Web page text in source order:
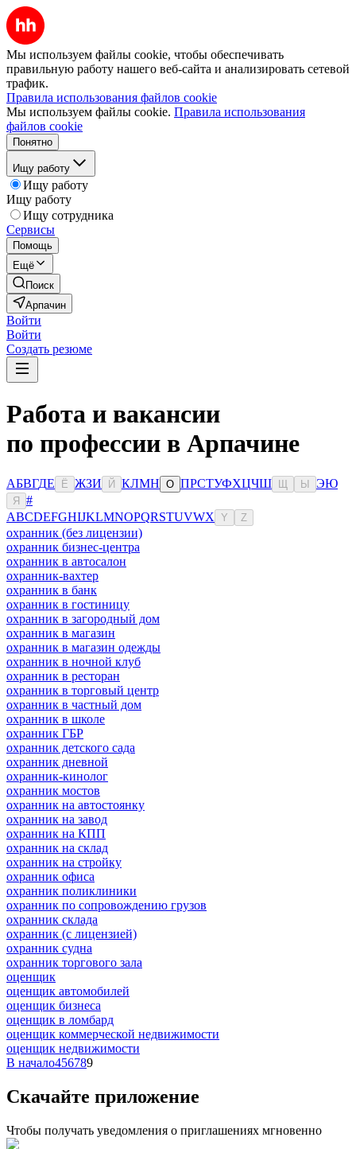
Мы используем файлы cookie, чтобы обеспечивать
правильную работу нашего веб-сайта и анализировать сетевой
трафик.
Правила использования файлов cookie
Мы используем файлы cookie. Правила использования
файлов cookie
Понятно
Ищу работу
Ищу работу
Ищу работу
Ищу сотрудника
Сервисы
Помощь
Ещё
Поиск
Арпачин
Войти
Войти
Создать резюме
Работа и вакансии
по профессии в Арпачине
АБВГДЕ Ё ЖЗИ Й КЛМН О ПРСТУФХЦЧШ Ы ЭЮ
Я
#
ABCDEFGHIJKLMNOPQRSTUVWX Y Z
охранник (без лицензии)
охранник бизнес-центра
охранник в автосалон
охранник-вахтер
охранник в банк
охранник в гостиницу
охранник в загородный дом
охранник в магазин
охранник в магазин одежды
охранник в ночной клуб
охранник в ресторан
охранник в торговый центр
охранник в частный дом
охранник в школе
охранник ГБР
охранник детского сада
охранник дневной
охранник-кинолог
охранник мостов
охранник на автостоянку
охранник на завод
охранник на КПП
охранник на склад
охранник на стройку
охранник офиса
охранник поликлиники
охранник по сопровождению грузов
охранник склада
охранник (с лицензией)
охранник судна
охранник торгового зала
оценщик
оценщик автомобилей
оценщик бизнеса
оценщик в ломбард
оценщик коммерческой недвижимости
оценщик недвижимости
В начало456789
Скачайте приложение
Чтобы получать уведомления о приглашениях мгновенно